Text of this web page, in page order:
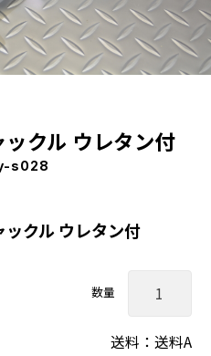
クル ウレタン付
s028
ックル ウレタン付
数量
送料：送料A